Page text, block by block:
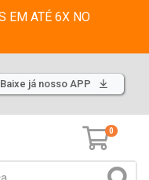
EM ATÉ 6X NO
Baixe já nosso APP
0